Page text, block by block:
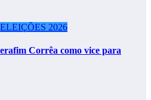
ELEIÇÕES 2026
Corrêa como vice para